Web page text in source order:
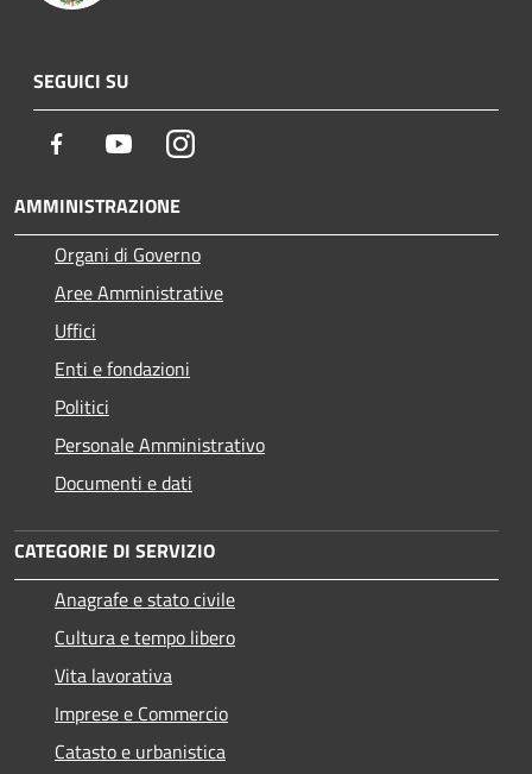
SEGUICI SU
Facebook YoutubeInstagram
AMMINISTRAZIONE
Organi di Governo
Aree Amministrative
Uffici
Enti e fondazioni
Politici
Personale Amministrativo
Documenti e dati
CATEGORIE DI SERVIZIO
Anagrafe e stato civile
Cultura e tempo libero
Vita lavorativa
Imprese e Commercio
Catasto e urbanistica